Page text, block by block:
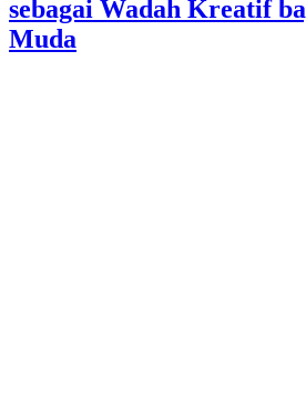
sebagai Wadah Kreatif
Muda